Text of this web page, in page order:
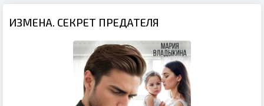
ИЗМЕНА. СЕКРЕТ ПРЕДАТЕЛЯ